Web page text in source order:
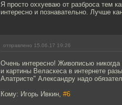
Я просто оххуеваю от разброса тем
интересно и познавательно. Лучше
отправлено 15.06.17 19:26
Очень интересно! Живописью
и картины Веласкеса в интернете
Алатристе" Александру надо
Кому: Игорь Ивкин, #6